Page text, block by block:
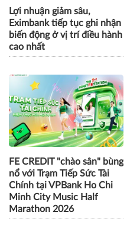
Lợi nhuận giảm sâu,
Eximbank tiếp tục ghi nhận
biến động ở vị trí điều hành
cao nhất
FE CREDIT "chào sân" bùng
nổ với Trạm Tiếp Sức Tài
Chính tại VPBank Ho Chi
Minh City Music Half
Marathon 2026